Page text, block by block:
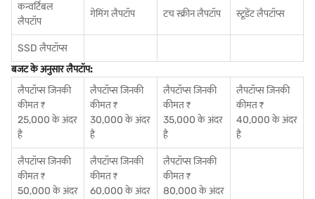
कन्वर्टिबल
लैपटॉप
गेमिंग लैपटॉप टच स्क्रीन लैपटॉप स्टूडेंट लैपटॉप्स
SSD लैपटॉप्स
बजट के अनुसार लैपटॉप:
लैपटॉप्स जिनकी
कीमत ₹
25,000 के अंदर
है
लैपटॉप्स जिनकी
कीमत ₹
30,000 के अंदर
है
लैपटॉप्स जिनकी
कीमत ₹
35,000 के अंदर
है
लैपटॉप्स जिनकी
कीमत ₹
40,000 के अंदर
है
लैपटॉप्स जिनकी
कीमत ₹
50,000 के अंदर
लैपटॉप्स जिनकी
कीमत ₹
60,000 के अंदर
लैपटॉप्स जिनकी
कीमत ₹
80,000 के अंदर